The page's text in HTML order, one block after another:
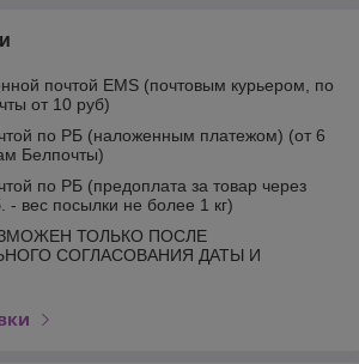
почтой EMS (почтовым курьером, по
от 10 руб)
по РБ (наложенным платежом) (от 6
Белпочты)
по РБ (предоплата за товар через
вес посылки не более 1 кг)
ТОЛЬКО ПОСЛЕ
СОГЛАСОВАНИЯ ДАТЫ И